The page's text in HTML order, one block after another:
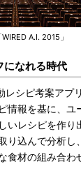
A.I. 2015」
になれる時代
シピ考案アプ
情報を基に、ユ
いレシピを作り
り込んで分析し
食材の組み合わ